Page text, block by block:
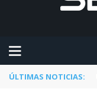
ÚLTIMAS NOTICIAS: